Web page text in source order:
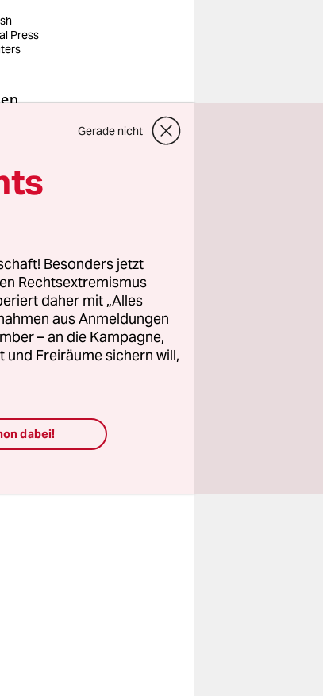
Press
ich
vor
Gerade nicht
Besonders jetzt
Rechtsextremismus
daher mit „Alles
aus Anmeldungen
– an die Kampagne,
Freiräume sichern will,
dabei!